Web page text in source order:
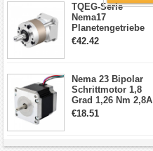
TQEG-Serie
Nema17
Planetengetriebe
10:1 Spiel 15Arc-
€42.42
Nema 23 Bipolar
Schrittmotor 1,8
Grad 1,26 Nm 2,8A
2,5V 4 Drähte
€18.51